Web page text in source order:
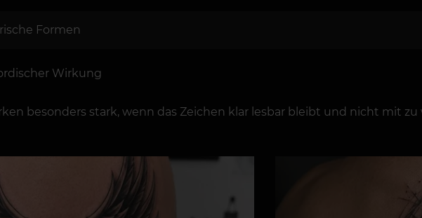
Formen
Wirkung
besonders stark, wenn das Zeichen klar lesbar bleibt und nicht mit